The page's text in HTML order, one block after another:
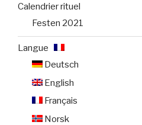
Calendrier rituel
Festen 2021
Langue :
Deutsch
English
Français
Norsk